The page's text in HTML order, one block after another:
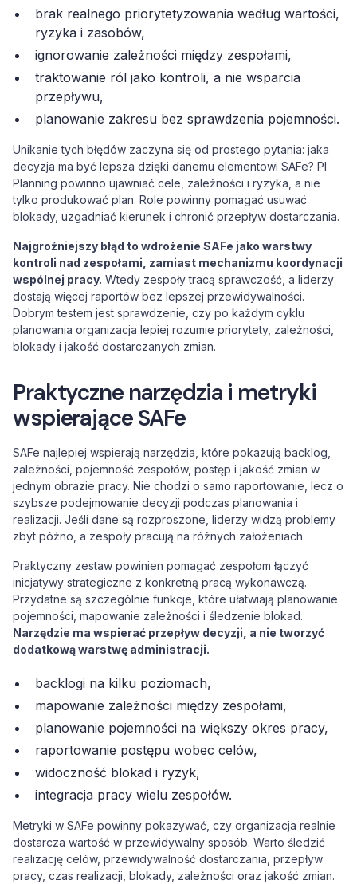
brak realnego priorytetyzowania według wartości,
ryzyka i zasobów,
ignorowanie zależności między zespołami,
traktowanie ról jako kontroli, a nie wsparcia
przepływu,
planowanie zakresu bez sprawdzenia pojemności.
Unikanie tych błędów zaczyna się od prostego pytania: jaka
decyzja ma być lepsza dzięki danemu elementowi SAFe? PI
Planning powinno ujawniać cele, zależności i ryzyka, a nie
tylko produkować plan. Role powinny pomagać usuwać
blokady, uzgadniać kierunek i chronić przepływ dostarczania.
Najgroźniejszy błąd to wdrożenie SAFe jako warstwy
kontroli nad zespołami, zamiast mechanizmu koordynacji
wspólnej pracy. Wtedy zespoły tracą sprawczość, a liderzy
dostają więcej raportów bez lepszej przewidywalności.
Dobrym testem jest sprawdzenie, czy po każdym cyklu
planowania organizacja lepiej rozumie priorytety, zależności,
blokady i jakość dostarczanych zmian.
Praktyczne narzędzia i metryki
wspierające SAFe
SAFe najlepiej wspierają narzędzia, które pokazują backlog,
zależności, pojemność zespołów, postęp i jakość zmian w
jednym obrazie pracy. Nie chodzi o samo raportowanie, lecz o
szybsze podejmowanie decyzji podczas planowania i
realizacji. Jeśli dane są rozproszone, liderzy widzą problemy
zbyt późno, a zespoły pracują na różnych założeniach.
Praktyczny zestaw powinien pomagać zespołom łączyć
inicjatywy strategiczne z konkretną pracą wykonawczą.
Przydatne są szczególnie funkcje, które ułatwiają planowanie
pojemności, mapowanie zależności i śledzenie blokad.
Narzędzie ma wspierać przepływ decyzji, a nie tworzyć
dodatkową warstwę administracji.
backlogi na kilku poziomach,
mapowanie zależności między zespołami,
planowanie pojemności na większy okres pracy,
raportowanie postępu wobec celów,
widoczność blokad i ryzyk,
integracja pracy wielu zespołów.
Metryki w SAFe powinny pokazywać, czy organizacja realnie
dostarcza wartość w przewidywalny sposób. Warto śledzić
realizację celów, przewidywalność dostarczania, przepływ
pracy, czas realizacji, blokady, zależności oraz jakość zmian.